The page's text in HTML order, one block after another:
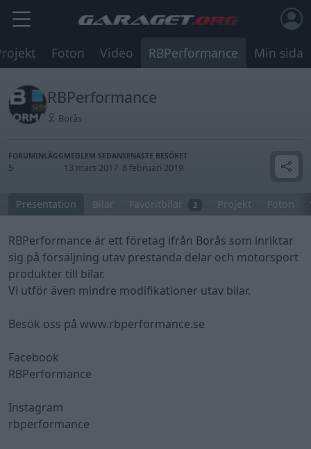
Foton Video RBPerformance Min sida
RBPerformance
Borås
FORUMINLÄGG
5
MEDLEM SEDAN
13 mars 2017
SENASTE BESÖKET
8 februari 2019
Presentation Bilar Favoritbilar 2 Projekt Foton
RBPerformance är ett företag ifrån Borås som inriktar
sig på försäljning utav prestanda delar och motorsport
produkter till bilar.
Vi utför även mindre modifikationer utav bilar.
Besök oss på www.rbperformance.se
Facebook
RBPerformance
Instagram
rbperformance